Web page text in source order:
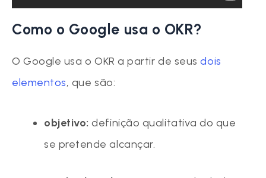
Como o Google usa o OKR?
O Google usa o OKR a partir de seusdois
elementos, que são:
objetivo:definição qualitativa do que
se pretende alcançar.